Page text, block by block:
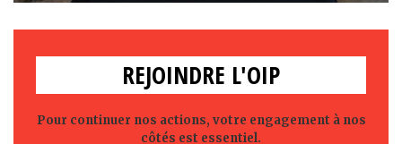
REJOINDRE L'OIP
Pour continuer nos actions, votre engagement à nos
côtés est essentiel.